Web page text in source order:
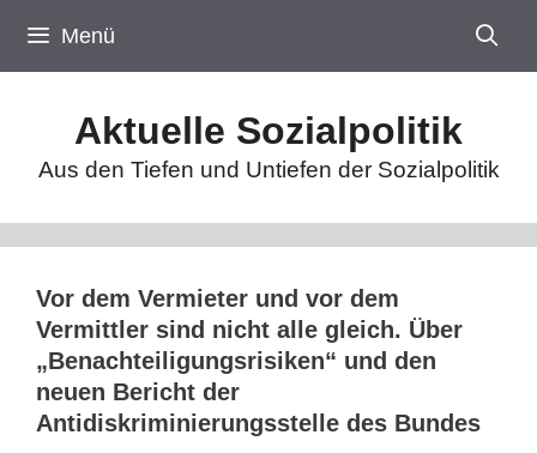
Inhalt
springen
Menü
Aktuelle Sozialpolitik
Aus den Tiefen und Untiefen der Sozialpolitik
Vor dem Vermieter und vor dem
Vermittler sind nicht alle gleich. Über
„Benachteiligungsrisiken“ und den
neuen Bericht der
Antidiskriminierungsstelle des Bundes